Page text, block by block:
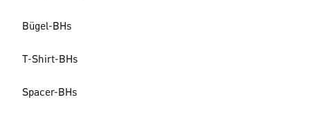
Bügel-BHs
T-Shirt-BHs
Spacer-BHs